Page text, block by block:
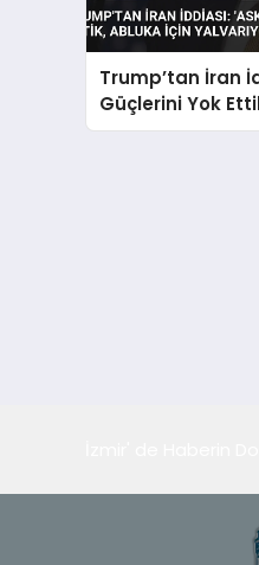
Trump’tan İran
Güçlerini Yok
Yalvarıyorlar’